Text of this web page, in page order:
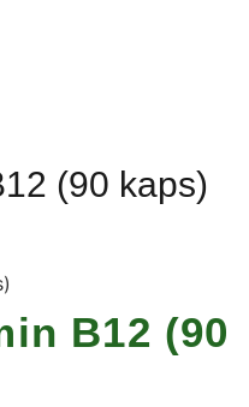
(90 kaps)
B12 (90